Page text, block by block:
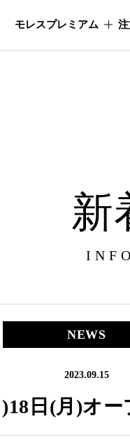
モレスプレミアム モ
新
NEWS
2023.09.15
日(月)オ